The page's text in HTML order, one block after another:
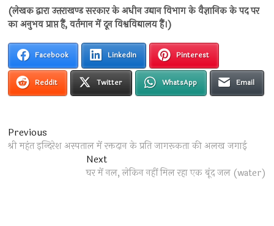
(लेखक द्वारा उत्तराखण्ड सरकार के अधीन उद्यान विभाग के वैज्ञानिक के पद पर
का अनुभव प्राप्त हैं, वर्तमान में दून विश्वविद्यालय हैं।)
Facebook LinkedIn Pinterest
Reddit Twitter WhatsApp Email
Post
navigation
Previous
post:
श्री महंत इन्दिरेश अस्पताल में रक्तदान के प्रति जागरूकता की अलख जगाई
NextNext
post:
घर में नल, लेकिन नहीं मिल रहा एक बूंद जल (water)